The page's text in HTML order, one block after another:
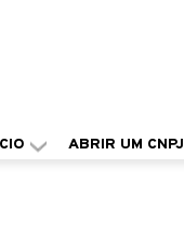
ABRIR UM CNPJ